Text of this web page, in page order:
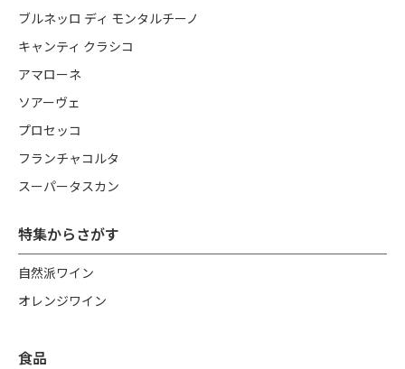
ブルネッロ ディ モンタルチーノ
キャンティ クラシコ
アマローネ
ソアーヴェ
プロセッコ
フランチャコルタ
スーパータスカン
特集からさがす
自然派ワイン
オレンジワイン
食品